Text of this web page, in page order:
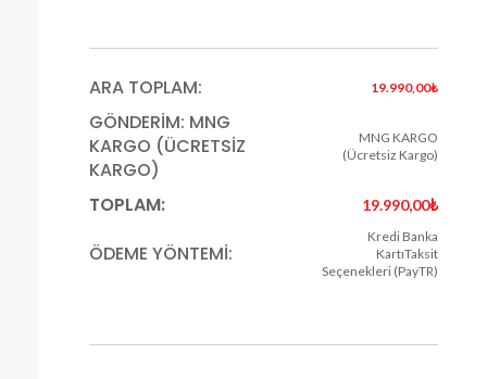
ARA TOPLAM: 19.990,00₺
GÖNDERIM: MNG
KARGO (ÜCRETSIZ
KARGO)
MNG KARGO
(Ücretsiz Kargo)
TOPLAM: 19.990,00₺
ÖDEME YÖNTEMI:
Kredi Banka
KartıTaksit
Seçenekleri (PayTR)